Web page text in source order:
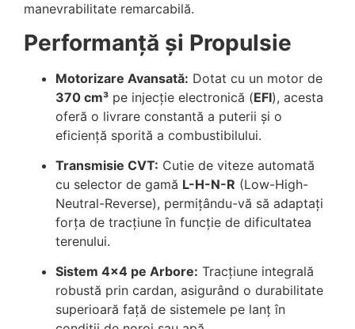
manevrabilitate remarcabilă.
Performanță și Propulsie
Motorizare Avansată: Dotat cu un motor de
370 cm³ pe injecție electronică (EFI), acesta
oferă o livrare constantă a puterii și o
eficiență sporită a combustibilului.
Transmisie CVT: Cutie de viteze automată
cu selector de gamă L-H-N-R (Low-High-
Neutral-Reverse), permițându-vă să adaptați
forța de tracțiune în funcție de dificultatea
terenului.
Sistem 4×4 pe Arbore: Tracțiune integrală
robustă prin cardan, asigurând o durabilitate
superioară față de sistemele pe lanț în